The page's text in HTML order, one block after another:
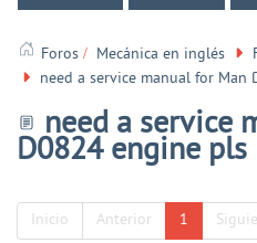
Foros Mecánica en inglés
need a service manual for Man
need a service
D0824 engine pls
Inicio Anterior 1